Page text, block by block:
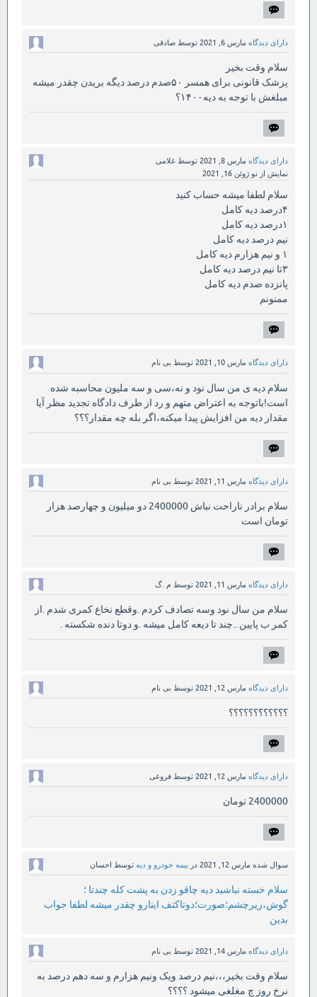
دارای دیدگاه مارس 6, 2021 توسط صادقی
سلام وقت بخیر
پزشک قانونی برای همسر ۵۰صدم درصد دیگه بریدن چقدر میشه
مبلغش با توجه به دیه۱۴۰۰؟
دارای دیدگاه مارس 8, 2021 توسط غلامی
نمایش از نو ژوئن 16, 2021
سلام لطفا میشه حساب کنید
۴درصد دیه کامل
۱درصد دیه کامل
نیم درصد دیه کامل
۱ و نیم هزارم دیه کامل
۳تا نیم درصد دیه کامل
پانزده صدم دیه کامل
ممنونم
دارای دیدگاه مارس 10, 2021 توسط بی نام
سلام دیه ی من سال نود و نه،سی و سه ملیون محاسبه شده
است!باتوجه به اعتراض متهم و رد از طرف دادگاه تجدید مظر آیا
مقدار دیه من افزایش پیدا میکنه،اگر بله چه مقدار؟؟؟
دارای دیدگاه مارس 11, 2021 توسط بی نام
سلام برادر ناراحت نباش 2400000 دو میلیون و چهارصد هزار
تومان است
دارای دیدگاه مارس 11, 2021 توسط م .گ
سلام من سال نود وسه تصادف کردم .وقطع نخاع کمری شدم .از
کمر ب پایین ..چند تا دیعه کامل میشه .و دوتا دنده شکسته .
دارای دیدگاه مارس 12, 2021 توسط بی نام
؟؟؟؟؟؟؟؟؟؟؟؟
دارای دیدگاه مارس 12, 2021 توسط فروغی
2400000 تومان
سوال شده مارس 12, 2021 در بیمه خودرو و دیه توسط احسان
سلام خسته نباشید دیه چاقو زدن به پشت کله چندتا ؛
گوش،زیرچشم؛صورت؛دوتاکتف اینارو چقدر میشه لطفا جواب
بدین
دارای دیدگاه مارس 14, 2021 توسط بی نام
سلام وقت بخیر،،،نیم درصد ویک ونیم هزارم و سه دهم درصد به
نرخ روز چ مغلغی میشود ؟؟؟؟